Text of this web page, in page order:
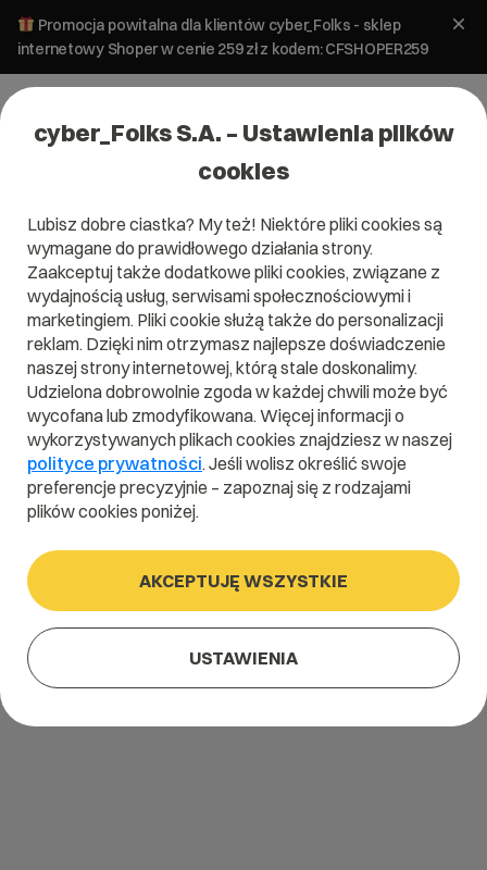
Promocja powitalna dla klientów cyber_Folks - sklep
internetowy Shoper w cenie 259 zł z kodem: CFSHOPER259
Domena .pl od 0 zł!
Szukaj domeny
Wpisz swoją wymarzoną nazwę domeny i naciśnij przycisk
Znajdź
Promocja .pl od0,00 zł.site 0,90 zł.online 0,90 zł
cyber_Folks S.A. – Ustawienia plików
cookies
Lubisz dobre ciastka? My też! Niektóre pliki cookies są
wymagane do prawidłowego działania strony.
Zaakceptuj także dodatkowe pliki cookies, związane z
wydajnością usług, serwisami społecznościowymi i
marketingiem. Pliki cookie służą także do personalizacji
reklam. Dzięki nim otrzymasz najlepsze doświadczenie
naszej strony internetowej, którą stale doskonalimy.
Udzielona dobrowolnie zgoda w każdej chwili może być
wycofana lub zmodyfikowana. Więcej informacji o
wykorzystywanych plikach cookies znajdziesz w naszej
polityce prywatności. Jeśli wolisz określić swoje
preferencje precyzyjnie – zapoznaj się z rodzajami
plików cookies poniżej.
AKCEPTUJĘ WSZYSTKIE
USTAWIENIA